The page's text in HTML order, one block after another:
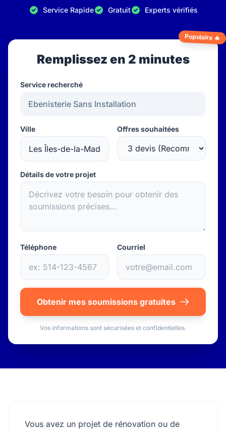
Service Rapide Gratuit Experts vérifiés
Populaire 🔥
Remplissez en 2 minutes
Service recherché
Ville Offres souhaitées
Détails de votre projet
Téléphone Courriel
Obtenir mes soumissions gratuites
Vos informations sont sécurisées et confidentielles.
Vous avez un projet de rénovation ou de